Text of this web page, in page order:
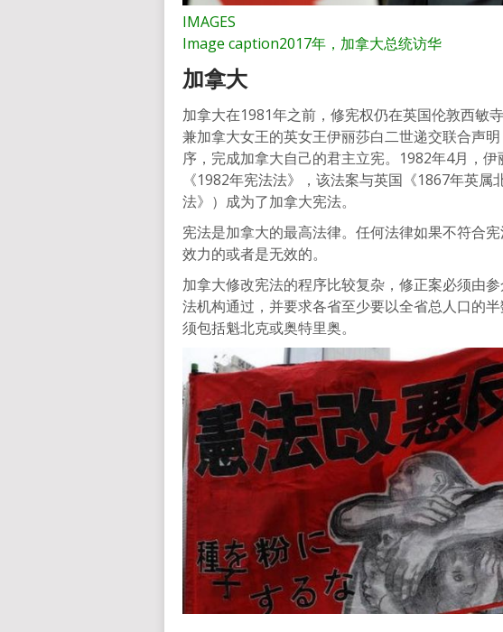
IMAGES
Image caption2017年，加拿大总统访华
加拿大
加拿大在1981年之前，修宪权仍在英国伦敦西敏
兼加拿大女王的英女王伊丽莎白二世递交联合声
序，完成加拿大自己的君主立宪。1982年4月，
《1982年宪法法》，该法案与英国《1867年英
法》）成为了加拿大宪法。
宪法是加拿大的最高法律。任何法律如果不符合
效力的或者是无效的。
加拿大修改宪法的程序比较复杂，修正案必须由
法机构通过，并要求各省至少要以全省总人口的
须包括魁北克或奥特里奥。